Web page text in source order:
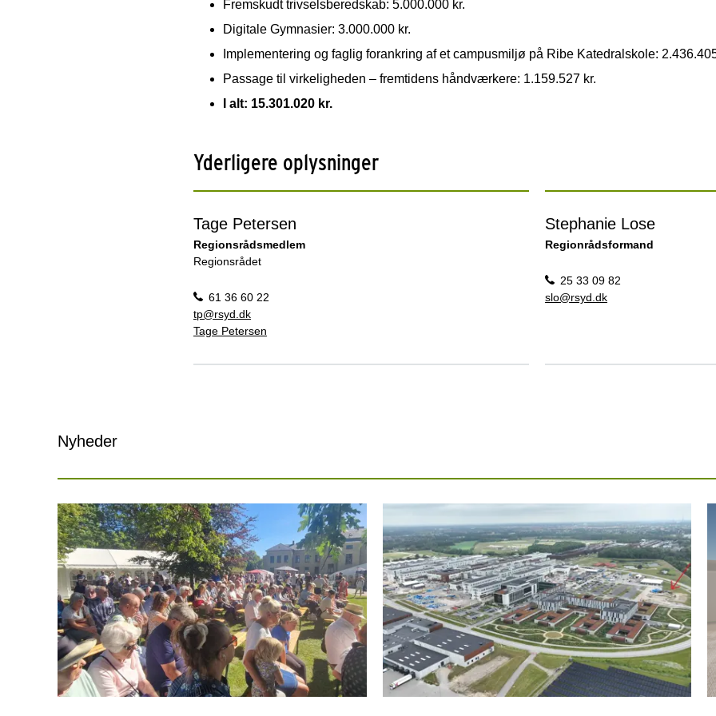
Fremskudt trivselsberedskab: 5.000.000 kr.
Digitale Gymnasier: 3.000.000 kr.
Implementering og faglig forankring af et campusmiljø på Ribe Katedralskole:
Passage til virkeligheden – fremtidens håndværkere: 1.159.527 kr.
I alt: 15.301.020 kr.
Yderligere oplysninger
Tage Petersen
Regionsrådsmedlem
Regionsrådet
61 36 60 22
tp@rsyd.dk
Tage Petersen
Stephanie Lose
Regionrådsformand
25 33 09 82
slo@rsyd.dk
Nyheder